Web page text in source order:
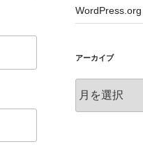
WordPress.org
アーカイブ
ー